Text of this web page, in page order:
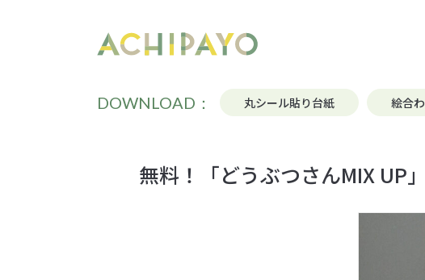
DOWNLOAD： 丸シール貼り台紙 絵合
無料！「どうぶつさんMIX UP